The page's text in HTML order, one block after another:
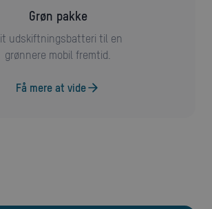
Grøn pakke
Dit udskiftningsbatteri til en
grønnere mobil fremtid.
Få mere at vide